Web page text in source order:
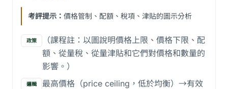
考評提示： 價格管制、配額、稅項、津貼的圖示分析
政策
（課程註：以圖說明價格上限、價格下限、配
額、從量稅、從量津貼和它們對價格和數量的
影響。）
邏輯
最高價格（price ceiling，低於均衡）→有效